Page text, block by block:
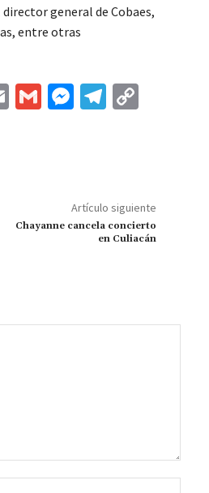
general de Cobaes,
entre otras
E
G
M
ge
r
Te
m Li
n
k
Artículo siguiente
Chayanne cancela concierto
en Culiacán